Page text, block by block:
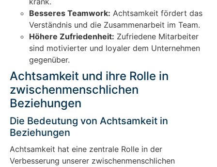
Besseres Teamwork: Achtsamkeit fördert das
Verständnis und die Zusammenarbeit im Team.
Höhere Zufriedenheit: Zufriedene Mitarbeiter
sind motivierter und loyaler dem Unternehmen
gegenüber.
Achtsamkeit und ihre Rolle in
zwischenmenschlichen
Beziehungen
Die Bedeutung von Achtsamkeit in
Beziehungen
Achtsamkeit hat eine zentrale Rolle in der
Verbesserung unserer zwischenmenschlichen